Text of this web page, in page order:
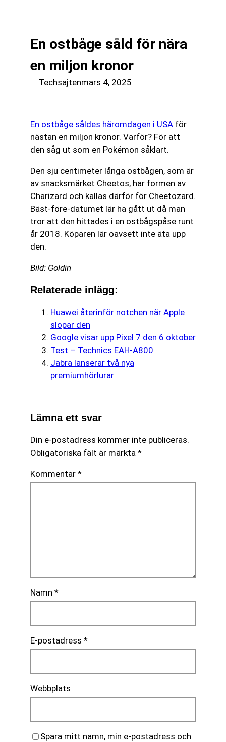
En ostbåge såld för nära
en miljon kronor
Techsajtenmars 4, 2025
En ostbåge såldes häromdagen i USA för
nästan en miljon kronor. Varför? För att
den såg ut som en Pokémon såklart.
Den sju centimeter långa ostbågen, som är
av snacksmärket Cheetos, har formen av
Charizard och kallas därför för Cheetozard.
Bäst-före-datumet lär ha gått ut då man
tror att den hittades i en ostbågspåse runt
år 2018. Köparen lär oavsett inte äta upp
den.
Bild: Goldin
Relaterade inlägg:
Huawei återinför notchen när Apple
slopar den
Google visar upp Pixel 7 den 6 oktober
Test – Technics EAH-A800
Jabra lanserar två nya
premiumhörlurar
Lämna ett svar
Din e-postadress kommer inte publiceras.
Obligatoriska fält är märkta *
Kommentar *
Namn *
E-postadress *
Webbplats
Spara mitt namn, min e-postadress och